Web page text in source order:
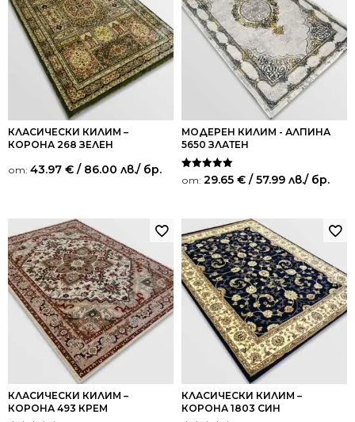
КЛАСИЧЕСКИ КИЛИМ –
КОРОНА 268 ЗЕЛЕН
от: 43.97 € / 86.00 лв./ бр.
МОДЕРЕН КИЛИМ - АЛПИНА
5650 ЗЛАТЕН
Оценено на
5.00
от: 29.65 € / 57.99 лв./ бр.
КЛАСИЧЕСКИ КИЛИМ –
КОРОНА 493 КРЕМ
КЛАСИЧЕСКИ КИЛИМ –
КОРОНА 1803 СИН